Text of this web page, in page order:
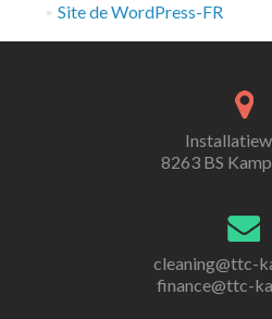
Site de WordPress-FR
8263 BS
cleaning@ttc-
finance@ttc-